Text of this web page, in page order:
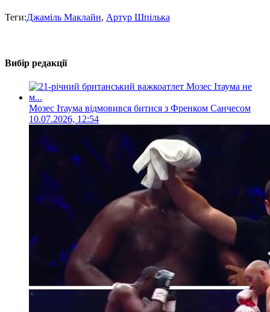
Теги:Джаміль Маклайн, Артур Шпілька
Вибір редакції
Мозес Ітаума відмовився битися з Френком Санчесом
10.07.2026, 12:54